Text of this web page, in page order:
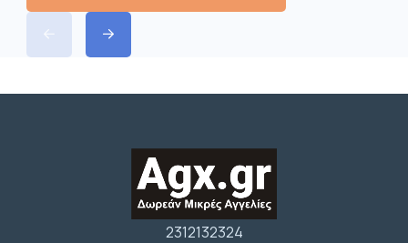
2312132324